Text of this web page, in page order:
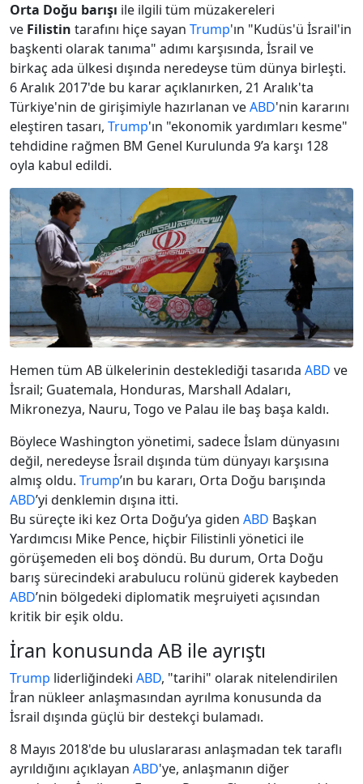
Orta Doğu barışı ile ilgili tüm müzakereleri
ve Filistin tarafını hiçe sayan Trump'ın "Kudüs'ü İsrail'in
başkenti olarak tanıma" adımı karşısında, İsrail ve
birkaç ada ülkesi dışında neredeyse tüm dünya birleşti.
6 Aralık 2017'de bu karar açıklanırken, 21 Aralık'ta
Türkiye'nin de girişimiyle hazırlanan veABD'nin kararını
eleştiren tasarı, Trump'ın "ekonomik yardımları kesme"
tehdidine rağmen BM Genel Kurulunda 9’a karşı 128
oyla kabul edildi.
Hemen tüm AB ülkelerinin desteklediği tasarıda ABD ve
İsrail; Guatemala, Honduras, Marshall Adaları,
Mikronezya, Nauru, Togo ve Palau ile baş başa kaldı.
Böylece Washington yönetimi, sadece İslam dünyasını
değil, neredeyse İsrail dışında tüm dünyayı karşısına
almış oldu. Trump’ın bu kararı, Orta Doğu barışında
ABD’yi denklemin dışına itti.
Bu süreçte iki kez Orta Doğu’ya giden ABD Başkan
Yardımcısı Mike Pence, hiçbir Filistinli yönetici ile
görüşemeden eli boş döndü. Bu durum, Orta Doğu
barış sürecindeki arabulucu rolünü giderek kaybeden
ABD’nin bölgedeki diplomatik meşruiyeti açısından
kritik bir eşik oldu.
İran konusunda AB ile ayrıştı
Trump liderliğindeki ABD, "tarihi" olarak nitelendirilen
İran nükleer anlaşmasından ayrılma konusunda da
İsrail dışında güçlü bir destekçi bulamadı.
8 Mayıs 2018'de bu uluslararası anlaşmadan tek taraflı
ayrıldığını açıklayan ABD'ye, anlaşmanın diğer